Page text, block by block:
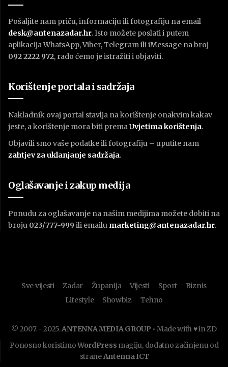
Pošaljite nam priču, informaciju ili fotografiju na email
desk@antenazadar.hr. Isto možete poslati i putem
aplikacija WhatsApp, Viber, Telegram ili iMessage na broj
092 2222 972, rado ćemo je istražiti i objaviti.
Korištenje portala i sadržaja
Nakladnik ovaj portal stavlja na korištenje onakvim kakav
jeste, a korištenje mora biti premaUvjetima korištenja.
Objavili smo vaše podatke ili fotografiju – uputite nam
zahtjev za uklanjanje sadržaja.
Oglašavanje i zakup medija
Ponudu za oglašavanje na našim medijima možete dobiti na
broju 023/777-999 ili emailu marketing@antenazadar.hr.
Sve vijesti Zadar Županija Vijesti Sport
Biznis
Lifestyle
Showbiz Tehno
© 2007. - 2025.ANTENNA MEDIA GROUP • Made with ♥ in ZD
Ponosno koristimoWordPress magiju, dodatno začinjenu od
straneAntenna ICT